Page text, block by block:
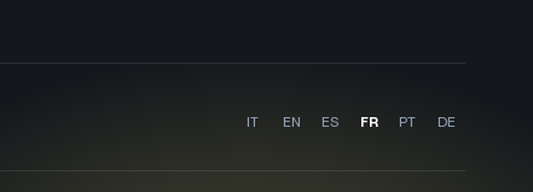
IT EN ES FR PT DE